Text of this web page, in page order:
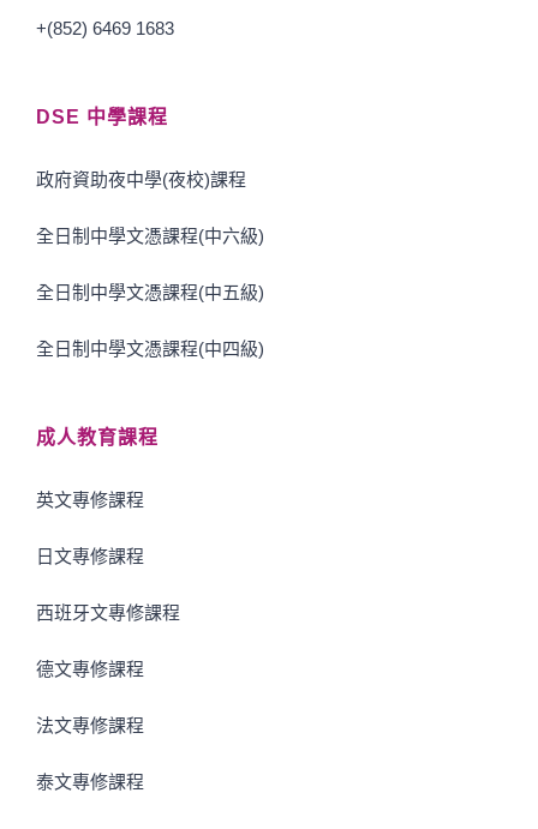
+(852) 6469 1683
DSE 中學課程
政府資助夜中學(夜校)課程
全日制中學文憑課程(中六級)
全日制中學文憑課程(中五級)
全日制中學文憑課程(中四級)
成人教育課程
英文專修課程
日文專修課程
西班牙文專修課程
德文專修課程
法文專修課程
泰文專修課程